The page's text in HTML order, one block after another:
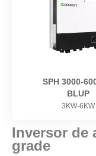
SPH 3000-
BLUP
3KW-6KW
Inversor de
grade